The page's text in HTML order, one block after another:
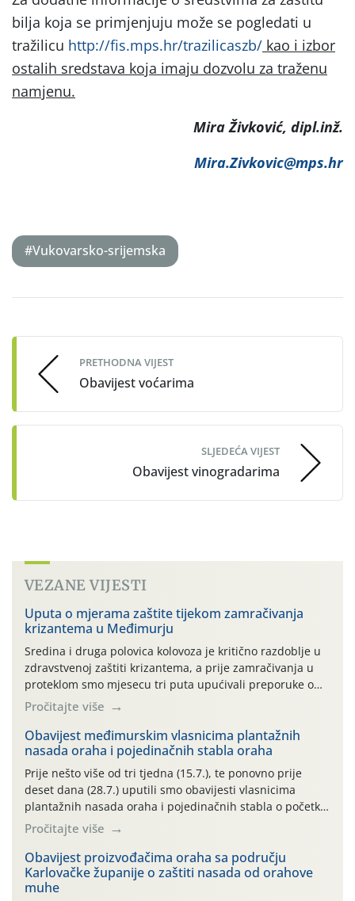
bilja koja se primjenjuju može se pogledati u
tražilicu http://fis.mps.hr/trazilicaszb/ kao i izbor
ostalih sredstava koja imaju dozvolu za traženu
namjenu.
Mira Živković, dipl.inž.
Mira.Zivkovic@mps.hr
#Vukovarsko-srijemska
navigation
PRETHODNA VIJEST
Obavijest voćarima
SLJEDEĆA VIJEST
Obavijest vinogradarima
VEZANE VIJESTI
Uputa o mjerama zaštite tijekom zamračivanja
krizantema u Međimurju
Sredina i druga polovica kolovoza je kritično razdoblje u
zdravstvenoj zaštiti krizantema, a prije zamračivanja u
proteklom smo mjesecu tri puta upućivali preporuke o
preventivnim mjerama zaštite krizantema od najčešćih
uzročnika bolesti, štetnika i fito-fagnih grinja (23.7., 14.7.,
06.7.)! Na početku ovog mjeseca je zabilježeno je
povijesno i ekstremno vruće meteorološko razdoblje, uz
najviše temperature […]
Pročitajte više
Obavijest međimurskim vlasnicima plantažnih
nasada oraha i pojedinačnih stabla oraha
Prije nešto više od tri tjedna (15.7.), te ponovno prije
deset dana (28.7.) uputili smo obavijesti vlasnicima
plantažnih nasada oraha i pojedinačnih stabla o početku
leta i ovogodišnjoj potrebi usmjerenog suzbijanja
orahove muhe (Rhagoletis completa)! Već dvanaest dana
traje drugi ovogodišnji “toplinski udar”, koji naročito
izražen zadnja šest dana (31.7.-05.8.), jer najviše
temperature zraka svakodnevno […]
Pročitajte više
Obavijest proizvođačima oraha sa području
Karlovačke županije o zaštiti nasada od orahove
muhe